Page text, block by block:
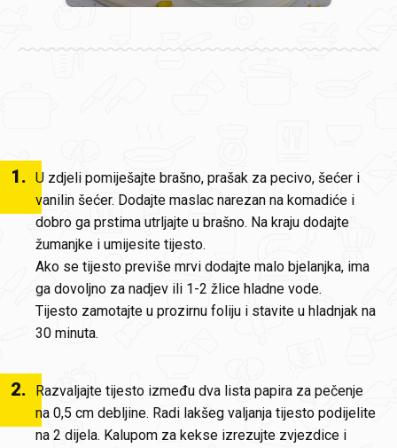
1. U zdjeli pomiješajte brašno, prašak za pecivo, šećer i
vanilin šećer. Dodajte maslac narezan na komadiće i
dobro ga prstima utrljajte u brašno. Na kraju dodajte
žumanjke i umijesite tijesto.
Ako se tijesto previše mrvi dodajte malo bjelanjka, ima
ga dovoljno za nadjev ili 1-2 žlice hladne vode.
Tijesto zamotajte u prozirnu foliju i stavite u hladnjak na
30 minuta.
2.
Razvaljajte tijesto između dva lista papira za pečenje
na 0,5 cm debljine. Radi lakšeg valjanja tijesto podijelite
na 2 dijela. Kalupom za kekse izrezujte zvjezdice i